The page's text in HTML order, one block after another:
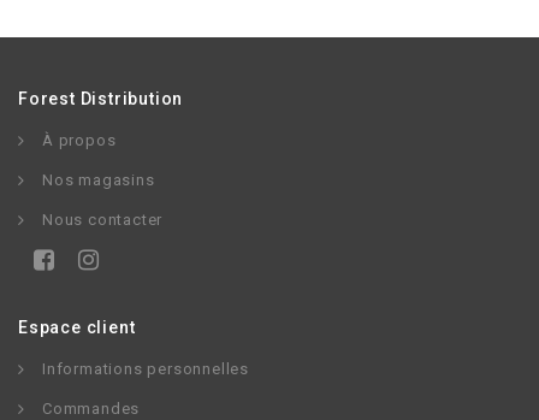
Forest Distribution
À propos
Nos magasins
Nous contacter
Espace client
Informations personnelles
Commandes